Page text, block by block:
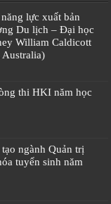
lực xuất bản
Du lịch – Đại học
William Caldicott
Australia)
thi HKI năm học
ngành Quản trị
tuyển sinh năm